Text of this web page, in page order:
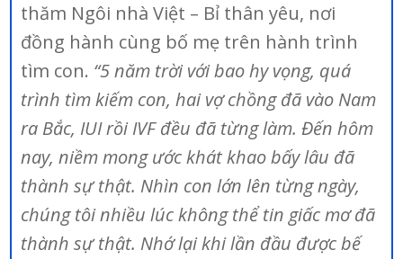
thăm Ngôi nhà Việt – Bỉ thân yêu, nơi
đồng hành cùng bố mẹ trên hành trình
tìm con. “5 năm trời với bao hy vọng, quá
trình tìm kiếm con, hai vợ chồng đã vào Nam
ra Bắc, IUI rồi IVF đều đã từng làm. Đến hôm
nay, niềm mong ước khát khao bấy lâu đã
thành sự thật. Nhìn con lớn lên từng ngày,
chúng tôi nhiều lúc không thể tin giấc mơ đã
thành sự thật. Nhớ lại khi lần đầu được bế